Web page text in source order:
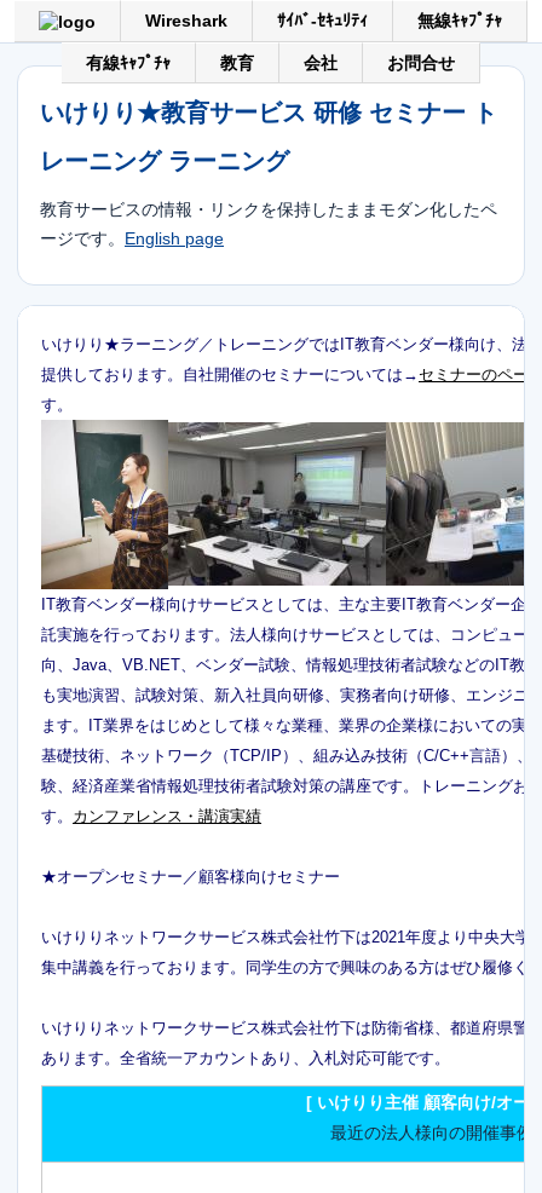
Wireshark ｻｲﾊﾞ-ｾｷｭﾘﾃｨ 無線ｷｬﾌﾟﾁｬ
有線ｷｬﾌﾟﾁｬ 教育 会社 お問合せ
いけりり★教育サービス 研修 セミナー ト
レーニング ラーニング
教育サービスの情報・リンクを保持したままモダン化したペ
ージです。 English page
いけりり★ラーニング／トレーニングではIT教育ベンダー様向け、法
提供しております。自社開催のセミナーについては→ セミナーのペー
す。
IT教育ベンダー様向けサービスとしては、主な主要IT教育ベンダー企
託実施を行っております。法人様向けサービスとしては、コンピュ
向、Java、VB.NET、ベンダー試験、情報処理技術者試験などのIT教
も実地演習、試験対策、新入社員向研修、実務者向け研修、エンジ
ます。IT業界をはじめとして様々な業種、業界の企業様においての実
基礎技術、ネットワーク（TCP/IP）、組み込み技術（C/C++言語）
験、経済産業省情報処理技術者試験対策の講座です。トレーニングお
す。 カンファレンス・講演実績
★オープンセミナー／顧客様向けセミナー
いけりりネットワークサービス株式会社竹下は2021年度より中央大
集中講義を行っております。同学生の方で興味のある方はぜひ履修く
いけりりネットワークサービス株式会社竹下は防衛省様、都道府県
あります。全省統一アカウントあり、入札対応可能です。
[ いけりり主催 顧客向け/オー
最近の法人様向の開催事例